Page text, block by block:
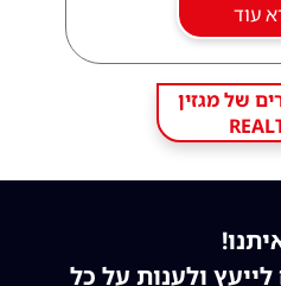
עוד
של מגזין
ולענות על כל